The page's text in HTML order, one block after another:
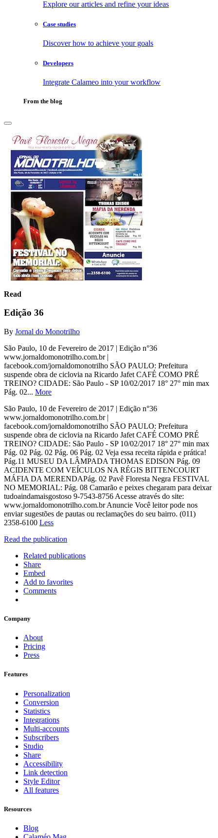
Explore our articles and refine your ideas
Case studies
Discover how to achieve your goals
Developers
Integrate Calameo into your workflow
From the blog
Read
Edição 36
By Jornal do Monotrilho
São Paulo, 10 de Fevereiro de 2017 | Edição n°36
www.jornaldomonotrilho.com.br |
facebook.com/jornaldomonotrilho SÃO PAULO: Prefeitura
suspende obra de ciclovia na Ricardo Jafet CAFÉ COMO PRÉ
TREINO? CIDADE: São Paulo - SP 10/02/2017 18° 27° min max
Pág. 02... More
São Paulo, 10 de Fevereiro de 2017 | Edição n°36
www.jornaldomonotrilho.com.br |
facebook.com/jornaldomonotrilho SÃO PAULO: Prefeitura
suspende obra de ciclovia na Ricardo Jafet CAFÉ COMO PRÉ
TREINO? CIDADE: São Paulo - SP 10/02/2017 18° 27° min max
Pág. 02 Pág. 02 Pág. 06 Pág. 02 Veja essa receita rápida e prática!
Pág.11 MUSEU DA LÂMPADA THOMAS EDISON Pág. 09
ACIDENTE COM VEÍCULOS NA RÉGIS BITTENCOURT
MÁFIA DA MERENDAPág. 02 Pavê Floresta Negra FESTIVAL
NO MEMORIAL: Pág. 08 Camarão e peixes chegaram para deixar
tudoaindamaisgostoso 9-7543-8756 Acesse através do site:
www.jornaldomonotrilho.com.br Anuncie Você leitor pode nos
enviar sugestões de pautas ou reclamações do seu bairro. (011)
2358-6100 Less
Read the publication
Related publications
Share
Embed
Add to favorites
Comments
Company
About
Pricing
Press
Features
Personalization
Conversion
Statistics
Integrations
Multi-accounts
Subscribers
Studio
Share
Accessibility
Link detection
Style Editor
All features
Resources
Blog